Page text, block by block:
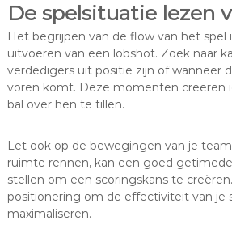
De spelsituatie lezen
Het begrijpen van de flow van het spel
uitvoeren van een lobshot. Zoek naar
verdedigers uit positie zijn of wanneer
voren komt. Deze momenten creëren
bal over hen te tillen.
Let ook op de bewegingen van je
ruimte rennen, kan een goed
stellen om een scoringskans te
positionering om de effectiviteit van je
maximaliseren.